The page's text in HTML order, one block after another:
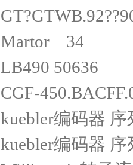
Martor
LB490
CGF-
kuebler编码器
kuebler编码器